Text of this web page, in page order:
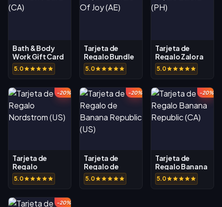
Bath & Body
Work Gift Card
(CA)
5.0
Tarjeta de
Regalo Bundle
Of Joy (AE)
5.0
Tarjeta de
Regalo Zalora
(PH)
5.0
-20%
Tarjeta de
Regalo
Nordstrom (US)
5.0
-20%
Tarjeta de
Regalo de
Banana
Republic (US)
5.0
-20%
Tarjeta de
Regalo Banana
Republic (CA)
5.0
-20%